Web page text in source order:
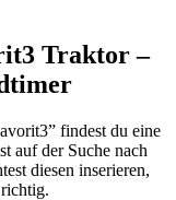
Traktor –
findest du eine
auf der Suche nach
diesen inserieren,